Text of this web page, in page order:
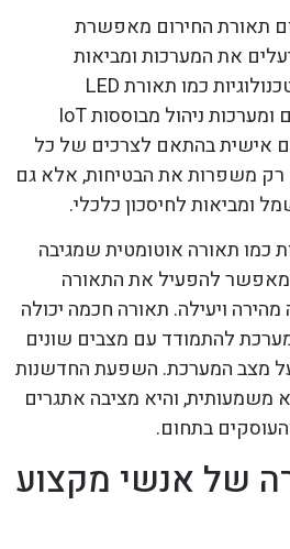
תאורת החירום מאפשרת
את המערכות ומביאות
לשיפורים משמעותיים. טכנולוגיות כמו תאורת LED
מתקדמת, חיישנים חכמים ומערכות ניהול מבוססות IoT
אישית בהתאם לצרכים של כל
רק משפרות את הבטיחות, אלא גם
ומביאות לחיסכון כלכלי.
כמו תאורה אוטומטית שמגיבה
להפעיל את התאורה
ויעילה. תאורה חכמה יכולה
להתמודד עם מצבים שונים
מצב המערכת. השפעת החדשנות
משמעותית, והיא מציבה אתגרים
בתחום.
של אנשי מקצוע